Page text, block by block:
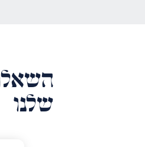
שלנו